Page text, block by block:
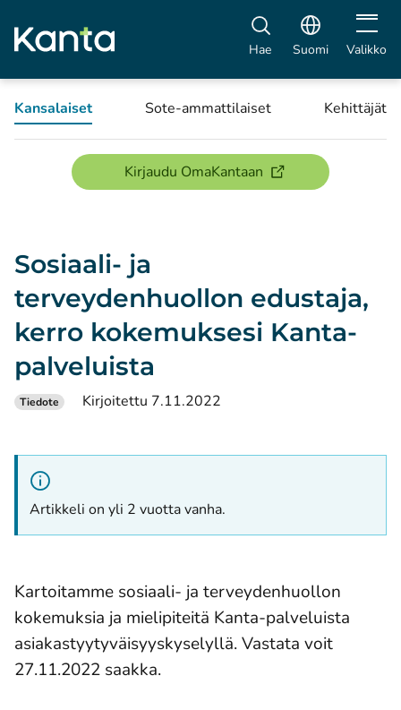
Hae Suomi Avaa
Valikko
Kansalaiset Sote-ammattilaiset Kehittäjät
Kirjaudu OmaKantaan(avautuu uuteen
Sosiaali- ja
terveydenhuollon edustaja,
kerro kokemuksesi Kanta-
palveluista
Tiedote Kirjoitettu 7.11.2022
Artikkeli on yli 2 vuotta vanha.
Kartoitamme sosiaali- ja terveydenhuollon
kokemuksia ja mielipiteitä Kanta-palveluista
asiakastyytyväisyyskyselyllä. Vastata voit
27.11.2022 saakka.